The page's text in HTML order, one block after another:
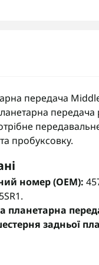
передача Middle
передача
пробуксовку.
номер (OEM):
планетарна
задньої